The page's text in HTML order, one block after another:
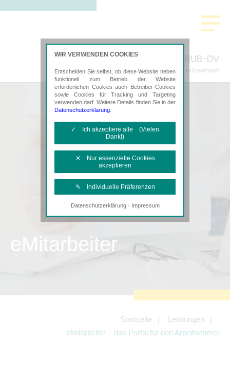
RUB-DV
Steuerberatung in Eisenach
eMitarbeiter
Startseite
Leistungen
eMitarbeiter – das Portal für den Arbeitnehmer
WIR VERWENDEN COOKIES
Entscheiden Sie selbst, ob diese Website neben
funktionell zum Betrieb der Website
erforderlichen Cookies auch Betreiber-Cookies
sowie Cookies für Tracking und Targeting
verwenden darf. Weitere Details finden Sie in der
Datenschutzerklärung
✓ Ich akzeptiere alle (Vielen
Dank!)
✕ Nur essenzielle Cookies
akzeptieren
✎ Individuelle Präferenzen
Notwendige Cookies
Diese Cookies sind erforderlich, um die
Tracking- und Targeting-Cookies
Diese Cookies sind erforderlich, um
Angebotes einschließlich der
Angeboten von z.B. Facebook und
Datenschutzerklärung· Impressum